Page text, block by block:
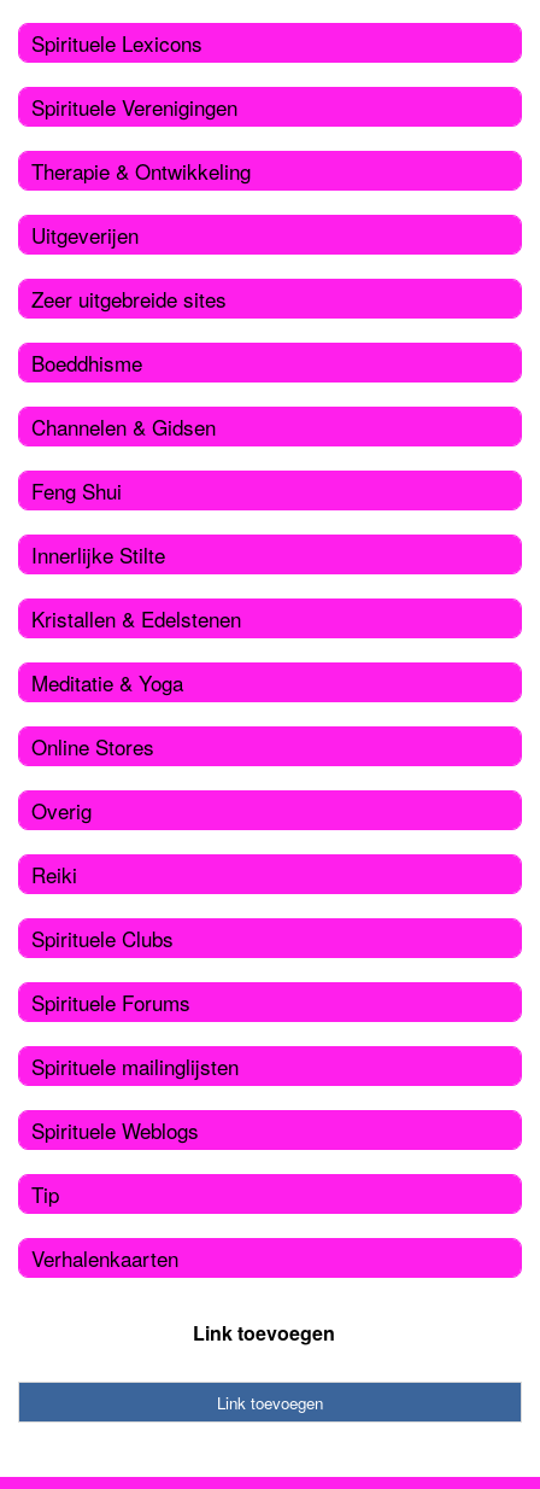
Spirituele Lexicons
Spirituele Verenigingen
Therapie & Ontwikkeling
Uitgeverijen
Zeer uitgebreide sites
Boeddhisme
Channelen & Gidsen
Feng Shui
Innerlijke Stilte
Kristallen & Edelstenen
Meditatie & Yoga
Online Stores
Overig
Reiki
Spirituele Clubs
Spirituele Forums
Spirituele mailinglijsten
Spirituele Weblogs
Tip
Verhalenkaarten
Link toevoegen
Link toevoegen